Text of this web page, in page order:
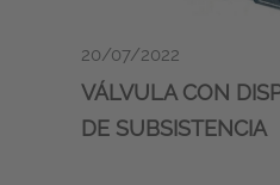
20/07/2022
VÁLVULA CON
DE SUBSISTENCIA